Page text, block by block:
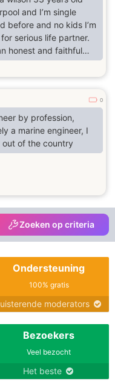
and I’m single
before and no kids I’m
serious life partner.
honest and faithful
down with much
I always here
0
by profession,
a marine engineer, I
of the country
Zoeken op criteria
Ondersteuning
100% gratis
moderators
Bezoekers
Veel bezocht
Het beste